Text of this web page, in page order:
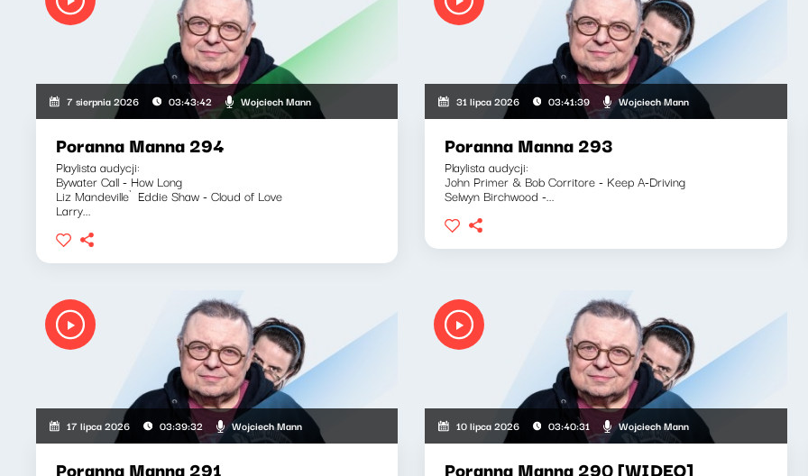
7 sierpnia 2026 03:43:42 Wojciech Mann
Poranna Manna 294
Playlista audycji:
Bywater Call - How Long
Liz Mandeville`Eddie Shaw - Cloud of Love
Larry...
31 lipca 2026 03:41:39 Wojciech Mann
Poranna Manna 293
Playlista audycji:
John Primer & Bob Corritore - Keep A-Driving
Selwyn Birchwood -...
17 lipca 2026 03:39:32 Wojciech Mann
Poranna Manna 291
10 lipca 2026 03:40:31 Wojciech Mann
Poranna Manna 290 [WIDEO]